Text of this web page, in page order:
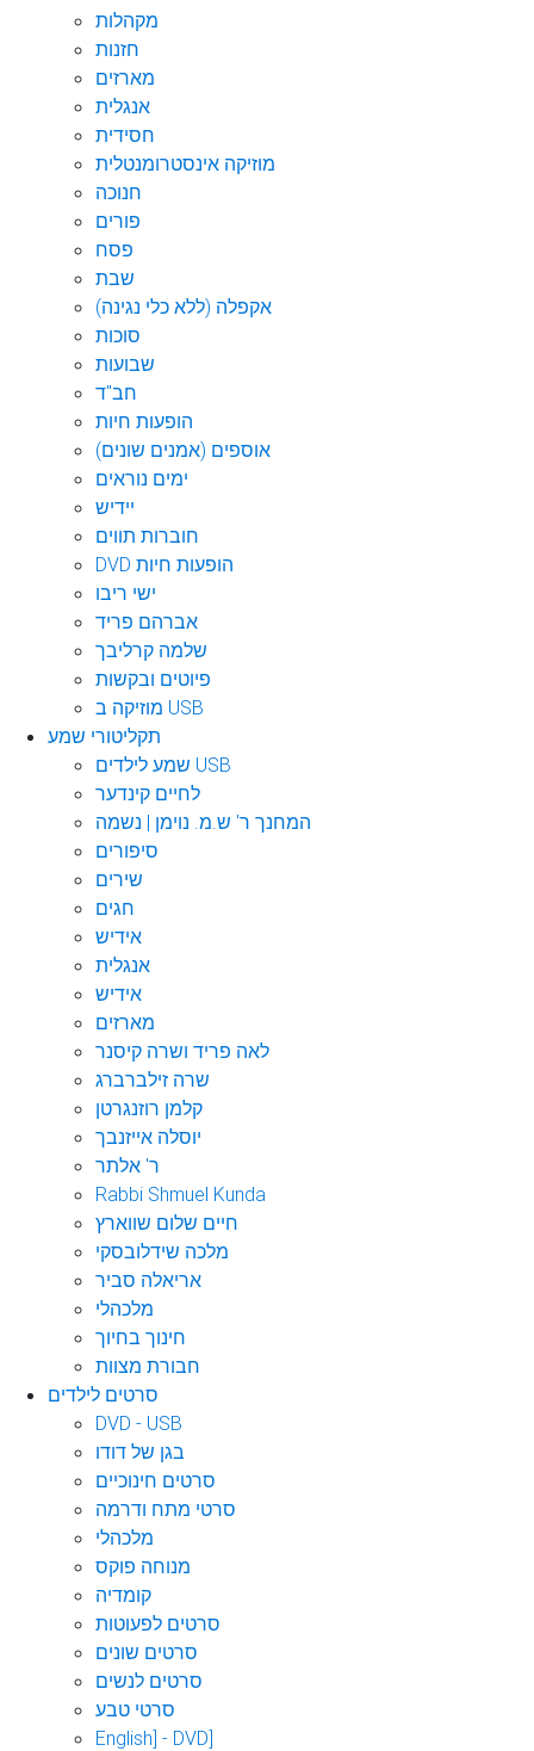
מקהלות
חזנות
מארזים
אנגלית
חסידית
מוזיקה אינסטרומנטלית
חנוכה
פורים
פסח
שבת
אקפלה (ללא כלי נגינה)
סוכות
שבועות
חב"ד
הופעות חיות
אוספים (אמנים שונים)
ימים נוראים
יידיש
חוברות תווים
DVD הופעות חיות
ישי ריבו
אברהם פריד
שלמה קרליבך
פיוטים ובקשות
מוזיקה ב USB
תקליטורי שמע
שמע לילדים USB
לחיים קינדער
המחנך ר' ש.מ. נוימן | נשמה
סיפורים
שירים
חגים
אידיש
אנגלית
אידיש
מארזים
לאה פריד ושרה קיסנר
שרה זילברברג
קלמן רוזנגרטן
יוסלה אייזנבך
ר' אלתר
Rabbi Shmuel Kunda
חיים שלום שווארץ
מלכה שידלובסקי
אריאלה סביר
מלכהלי
חינוך בחיוך
חבורת מצוות
סרטים לילדים
DVD - USB
בגן של דודו
סרטים חינוכיים
סרטי מתח ודרמה
מלכהלי
מנוחה פוקס
קומדיה
סרטים לפעוטות
סרטים שונים
סרטים לנשים
סרטי טבע
English] - DVD]